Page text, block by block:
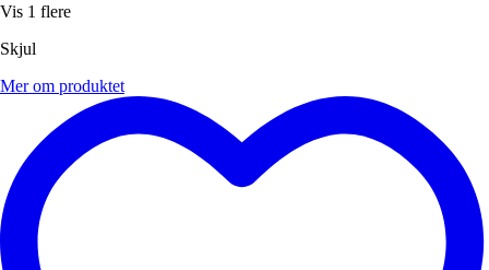
Vis 1 flere
Skjul
Mer om produktet